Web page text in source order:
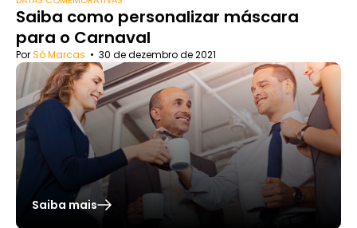
Saiba como personalizar máscara
para o Carnaval
PorSó Marcas • 30 de dezembro de 2021
Saiba mais